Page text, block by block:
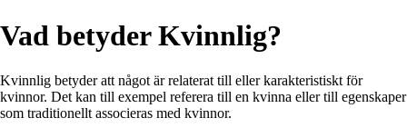
Vad betyder Kvinnlig?
Kvinnlig betyder att något är relaterat till eller karakteristiskt för
kvinnor. Det kan till exempel referera till en kvinna eller till egenskaper
som traditionellt associeras med kvinnor.